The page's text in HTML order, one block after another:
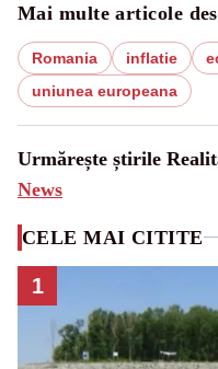
Mai multe articole
Romania inflatie
uniunea europeana
Urmărește știrile
News
CELE MAI CITITE
1